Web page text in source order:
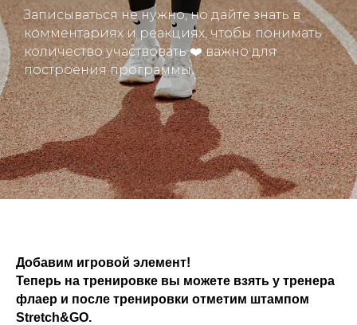
Записываться не нужно, но дайте знать в
комментариях и реакциях, чтобы понимать
количество участвовать ❤️ важно для
построения программы.
Добавим игровой элемент!
Теперь на тренировке вы можете взять у тренера
флаер и после тренировки отметим штампом
Stretch&GO.